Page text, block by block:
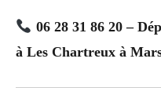
06 28 31 86 20 –
à Les Chartreux à